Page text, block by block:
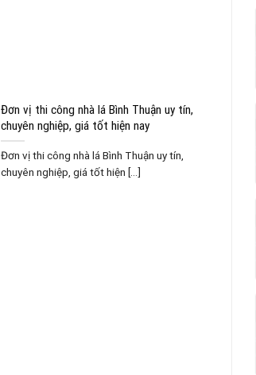
Đơn vị thi công nhà lá Bình Thuận uy tín,
chuyên nghiệp, giá tốt hiện nay
Đơn vị thi công nhà lá Bình Thuận uy tín,
chuyên nghiệp, giá tốt hiện [...]